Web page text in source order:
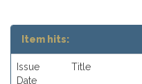
Item hits:
Issue
Date
Title